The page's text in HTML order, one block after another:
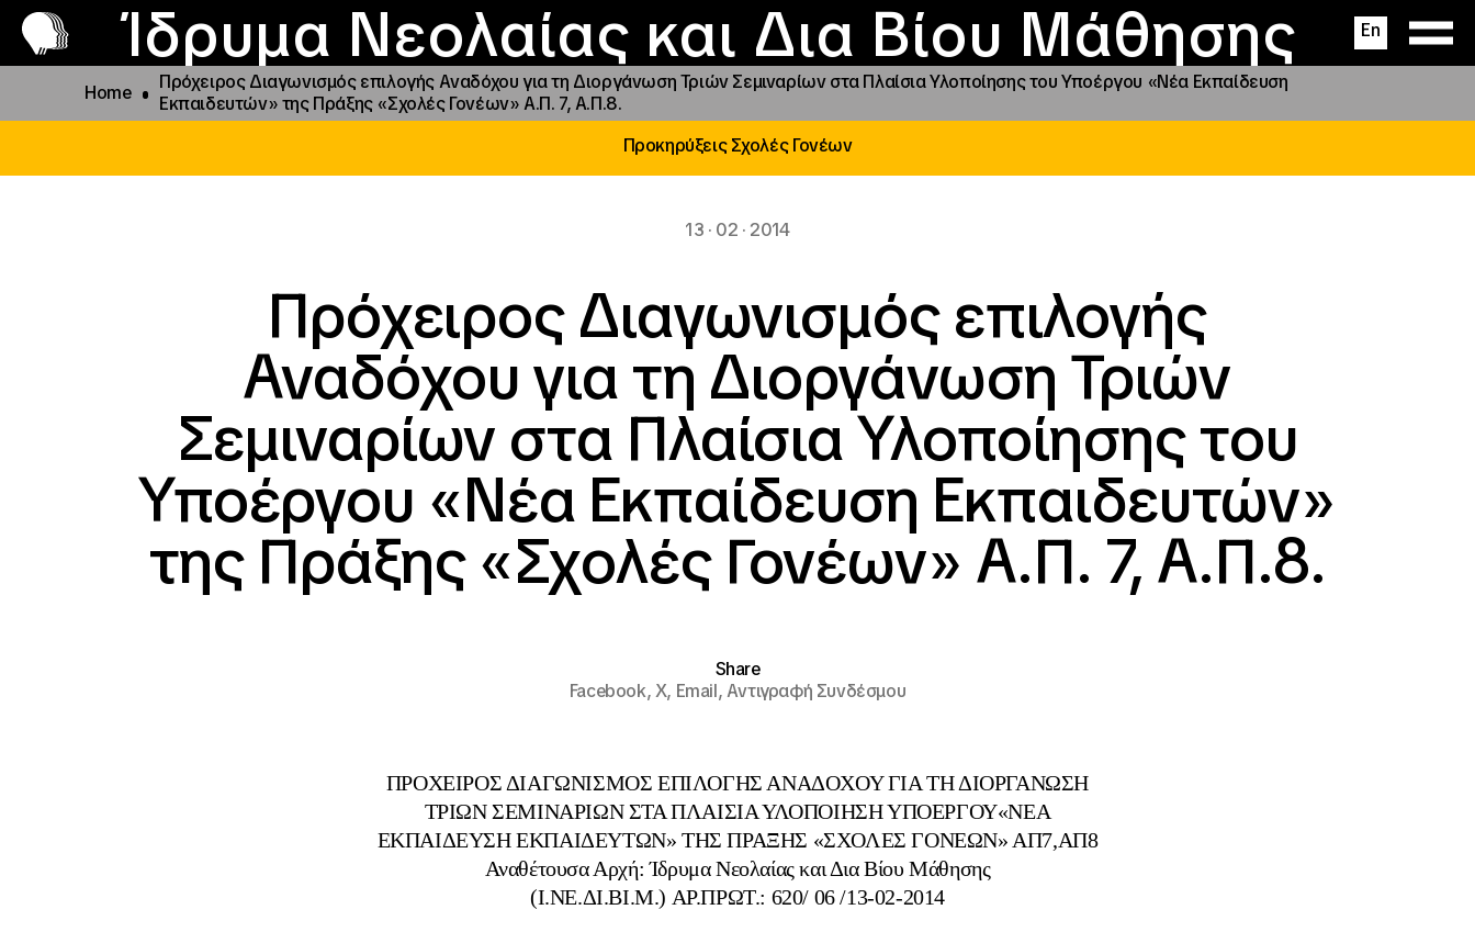
Ίδρυμα Νεολαίας και Δια Βίου Μάθησης En
Το ΙΝΕΔΙΒΙΜ
Προγράμματα και δράσεις
Φοιτητικές Εστίες
Παραχώρηση αιγίδας
Νέα
Επικοινωνία
Home
Πρόχειρος Διαγωνισμός επιλογής Αναδόχου για τη Διοργάνωση Τριών Σεμιναρίων στα Πλαίσια Υλοποίησης του Υποέργου «Νέα Εκπαίδευση
Εκπαιδευτών» της Πράξης «Σχολές Γονέων» Α.Π. 7, Α.Π.8.
Προκηρύξεις Σχολές Γονέων
13 · 02 · 2014
Πρόχειρος Διαγωνισμός επιλογής
Αναδόχου για τη Διοργάνωση Τριών
Σεμιναρίων στα Πλαίσια Υλοποίησης του
Υποέργου «Νέα Εκπαίδευση Εκπαιδευτών»
της Πράξης «Σχολές Γονέων» Α.Π. 7, Α.Π.8.
Share
Facebook,X, Email,Αντιγραφή Συνδέσμου
ΠΡΟΧΕΙΡΟΣ ΔΙΑΓΩΝΙΣΜΟΣ ΕΠΙΛΟΓΗΣ ΑΝΑΔΟΧΟΥ ΓΙΑ ΤΗ ΔΙΟΡΓΑΝΩΣΗ
ΤΡΙΩΝ ΣΕΜΙΝΑΡΙΩΝ ΣΤΑ ΠΛΑΙΣΙΑ ΥΛΟΠΟΙΗΣΗ ΥΠΟΕΡΓΟΥ«ΝΕΑ
ΕΚΠΑΙΔΕΥΣΗ ΕΚΠΑΙΔΕΥΤΩΝ» ΤΗΣ ΠΡΑΞΗΣ «ΣΧΟΛΕΣ ΓΟΝΕΩΝ» ΑΠ7,ΑΠ8
Αναθέτουσα Αρχή: Ίδρυμα Νεολαίας και Δια Βίου Μάθησης
(Ι.ΝΕ.ΔΙ.ΒΙ.Μ.) ΑΡ.ΠΡΩΤ.: 620/ 06 /13-02-2014